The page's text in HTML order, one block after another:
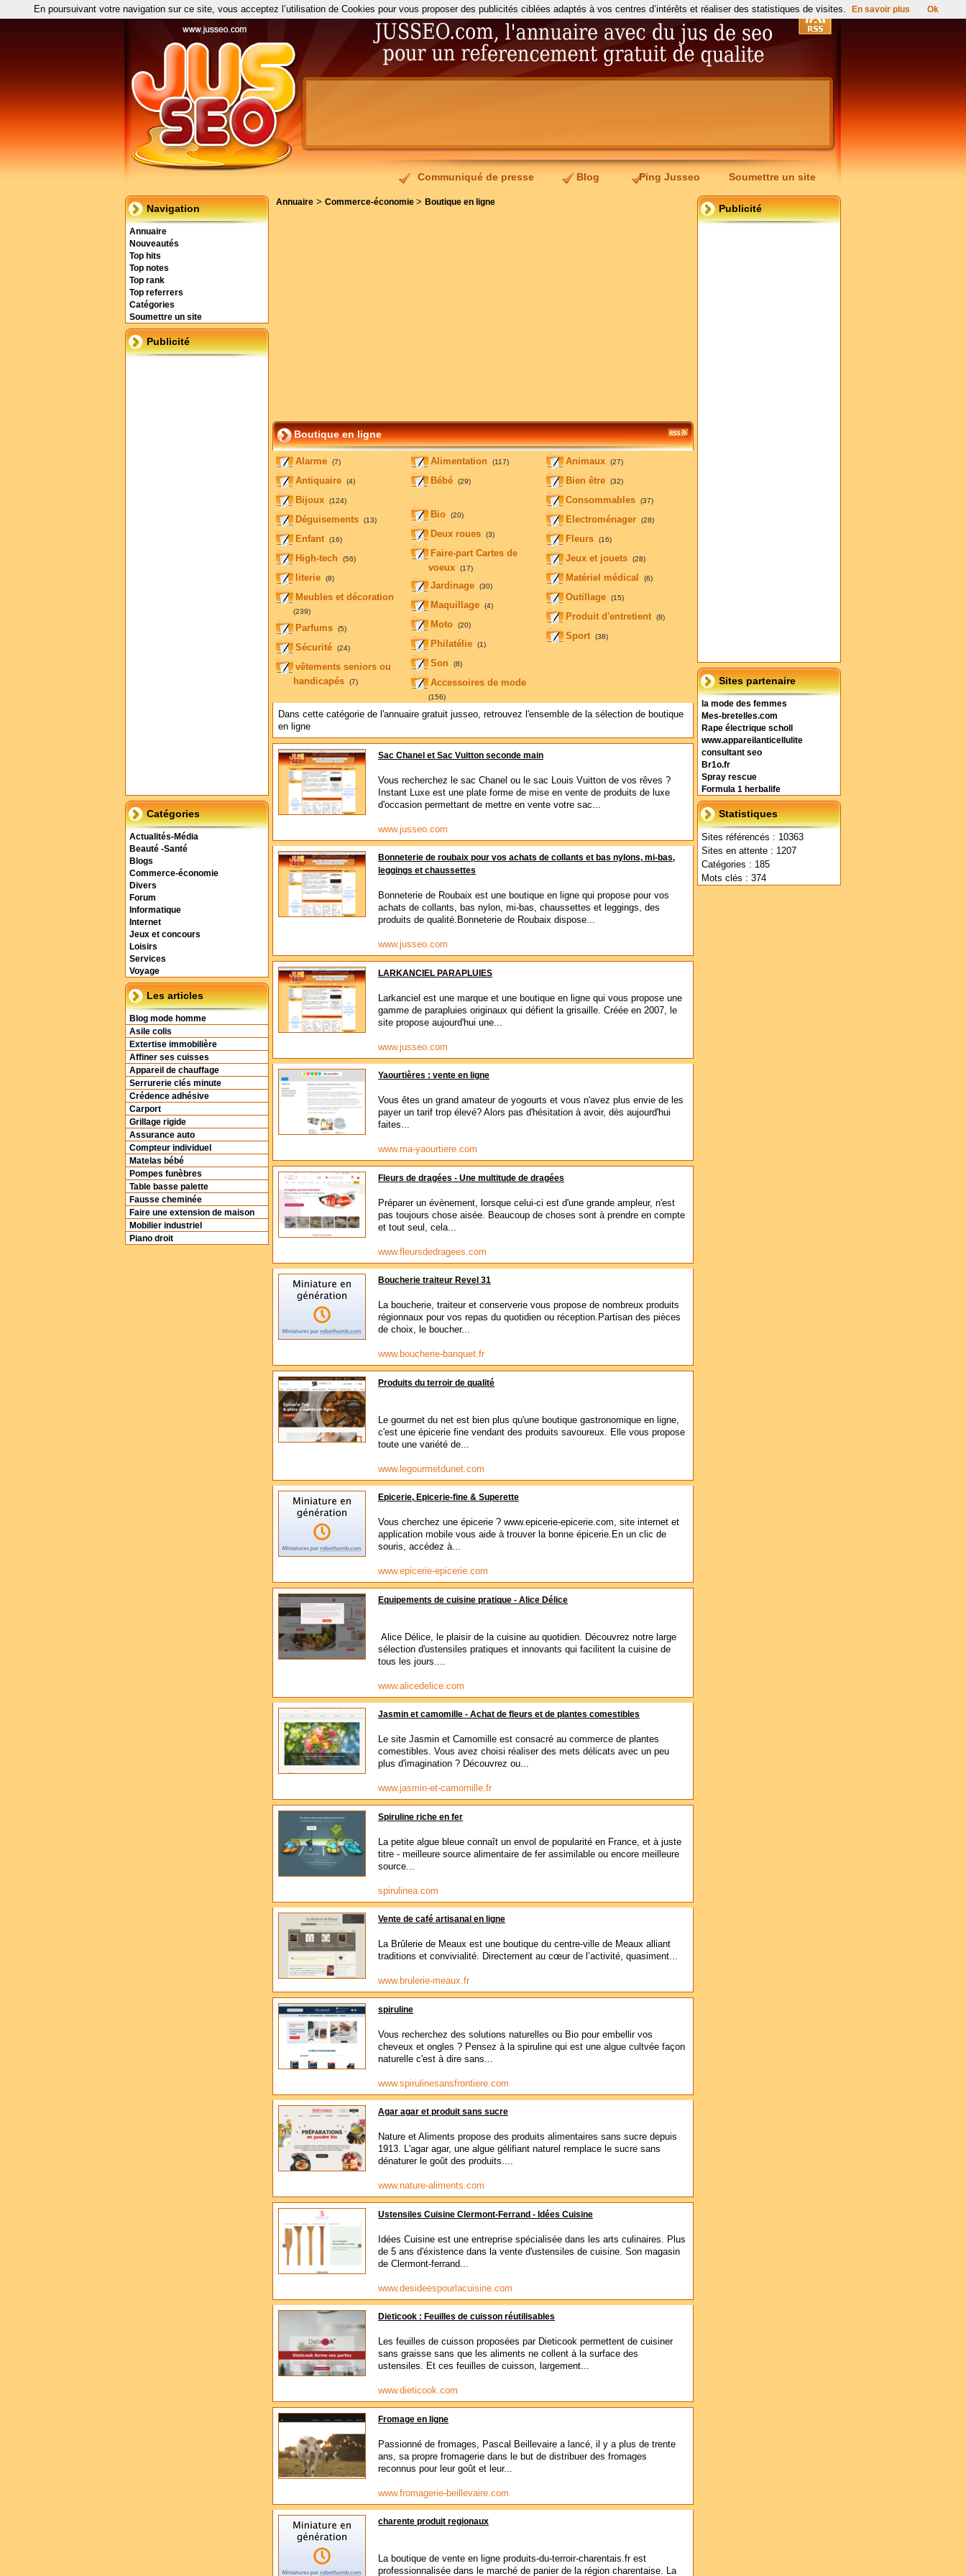
Communiqué de presse Blog Ping Jusseo Soumettre un site
Navigation
Annuaire
Nouveautés
Top hits
Top notes
Top rank
Top referrers
Catégories
Soumettre un site
Publicité
Catégories
Actualités-Média
Beauté -Santé
Blogs
Commerce-économie
Divers
Forum
Informatique
Internet
Jeux et concours
Loisirs
Services
Voyage
Les articles
Blog mode homme
Asile colis
Extertise immobilière
Affiner ses cuisses
Appareil de chauffage
Serrurerie clés minute
Crédence adhésive
Carport
Grillage rigide
Assurance auto
Compteur individuel
Matelas bébé
Pompes funèbres
Table basse palette
Fausse cheminée
Faire une extension de maison
Mobilier industriel
Piano droit
Publicité
Sites partenaire
la mode des femmes
Mes-bretelles.com
Rape électrique scholl
www.appareilanticellulite
consultant seo
Br1o.fr
Spray rescue
Formula 1 herbalife
Statistiques
Sites référencés : 10363
Sites en attente : 1207
Catégories : 185
Mots clés : 374
Annuaire > Commerce-économie > Boutique en ligne
Boutique en ligne
Alarme (7)
Antiquaire (4)
Bijoux (124)
Déguisements (13)
Enfant (16)
High-tech (56)
literie (8)
Meubles et décoration
(239)
Parfums (5)
Sécurité (24)
vêtements seniors ou
handicapés
(7)
Alimentation (117)
Bébé (29)
Bio (20)
Deux roues (3)
Faire-part Cartes de
voeux
(17)
Jardinage (30)
Maquillage (4)
Moto (20)
Philatélie (1)
Son (8)
Accessoires de mode
(156)
Animaux (27)
Bien être (32)
Consommables (37)
Electroménager (28)
Fleurs (16)
Jeux et jouets (28)
Matériel médical (6)
Outillage (15)
Produit d'entretient (8)
Sport (38)
Dans cette catégorie de l'annuaire gratuit jusseo, retrouvez l'ensemble de la sélection de boutique
en ligne
Sac Chanel et Sac Vuitton seconde main
Vous recherchez le sac Chanel ou le sac Louis Vuitton de vos rêves ?
Instant Luxe est une plate forme de mise en vente de produits de luxe
d'occasion permettant de mettre en vente votre sac...
www.jusseo.com
Bonneterie de roubaix pour vos achats de collants et bas nylons, mi-bas,
leggings et chaussettes
Bonneterie de Roubaix est une boutique en ligne qui propose pour vos
achats de collants, bas nylon, mi-bas, chaussettes et leggings, des
produits de qualité.Bonneterie de Roubaix dispose...
www.jusseo.com
LARKANCIEL PARAPLUIES
Larkanciel est une marque et une boutique en ligne qui vous propose une
gamme de parapluies originaux qui défient la grisaille. Créée en 2007, le
site propose aujourd'hui une...
www.jusseo.com
Yaourtières : vente en ligne
Vous êtes un grand amateur de yogourts et vous n'avez plus envie de les
payer un tarif trop élevé? Alors pas d'hésitation à avoir, dès aujourd'hui
faites...
www.ma-yaourtiere.com
Fleurs de dragées - Une multitude de dragées
Préparer un évènement, lorsque celui-ci est d'une grande ampleur, n'est
pas toujours chose aisée. Beaucoup de choses sont à prendre en compte
et tout seul, cela...
www.fleursdedragees.com
Boucherie traiteur Revel 31
La boucherie, traiteur et conserverie vous propose de nombreux produits
régionnaux pour vos repas du quotidien ou réception.Partisan des pièces
de choix, le boucher...
www.boucherie-banquet.fr
Produits du terroir de qualité
Le gourmet du net est bien plus qu'une boutique gastronomique en ligne,
c'est une épicerie fine vendant des produits savoureux. Elle vous propose
toute une variété de...
www.legourmetdunet.com
Epicerie, Epicerie-fine & Superette
Vous cherchez une épicerie ? www.epicerie-epicerie.com, site internet et
application mobile vous aide à trouver la bonne épicerie.En un clic de
souris, accédez à...
www.epicerie-epicerie.com
Equipements de cuisine pratique - Alice Délice
Alice Délice, le plaisir de la cuisine au quotidien. Découvrez notre large
sélection d'ustensiles pratiques et innovants qui facilitent la cuisine de
tous les jours....
www.alicedelice.com
Jasmin et camomille - Achat de fleurs et de plantes comestibles
Le site Jasmin et Camomille est consacré au commerce de plantes
comestibles. Vous avez choisi réaliser des mets délicats avec un peu
plus d'imagination ? Découvrez ou...
www.jasmin-et-camomille.fr
Spiruline riche en fer
La petite algue bleue connaît un envol de popularité en France, et à juste
titre - meilleure source alimentaire de fer assimilable ou encore meilleure
source...
spirulinea.com
Vente de café artisanal en ligne
La Brûlerie de Meaux est une boutique du centre-ville de Meaux alliant
traditions et convivialité. Directement au cœur de l’activité, quasiment...
www.brulerie-meaux.fr
spiruline
Vous recherchez des solutions naturelles ou Bio pour embellir vos
cheveux et ongles ? Pensez à la spiruline qui est une algue cultvée façon
naturelle c'est à dire sans...
www.spirulinesansfrontiere.com
Agar agar et produit sans sucre
Nature et Aliments propose des produits alimentaires sans sucre depuis
1913. L'agar agar, une algue gélifiant naturel remplace le sucre sans
dénaturer le goût des produits....
www.nature-aliments.com
Ustensiles Cuisine Clermont-Ferrand - Idées Cuisine
Idées Cuisine est une entreprise spécialisée dans les arts culinaires. Plus
de 5 ans d'éxistence dans la vente d'ustensiles de cuisine. Son magasin
de Clermont-ferrand...
www.desideespourlacuisine.com
Dieticook : Feuilles de cuisson réutilisables
Les feuilles de cuisson proposées par Dieticook permettent de cuisiner
sans graisse sans que les aliments ne collent à la surface des
ustensiles. Et ces feuilles de cuisson, largement...
www.dieticook.com
Fromage en ligne
Passionné de fromages, Pascal Beillevaire a lancé, il y a plus de trente
ans, sa propre fromagerie dans le but de distribuer des fromages
reconnus pour leur goût et leur...
www.fromagerie-beillevaire.com
charente produit regionaux
La boutique de vente en ligne produits-du-terroir-charentais.fr est
professionnalisée dans le marché de panier de la région charentaise. La
En poursuivant votre navigation sur ce site, vous acceptez l’utilisation de Cookies pour vous proposer des publicités ciblées adaptés à vos centres d’intérêts et réaliser des statistiques de visites. En savoir plus Ok